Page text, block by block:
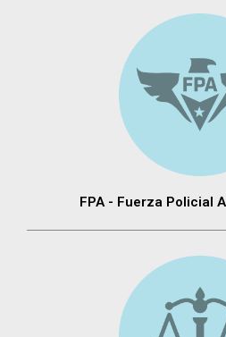
FPA - Fuerza Policial